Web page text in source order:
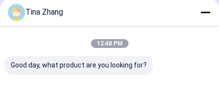
Tina Zhang
12:48 PM
Good day, what product are you looking for?